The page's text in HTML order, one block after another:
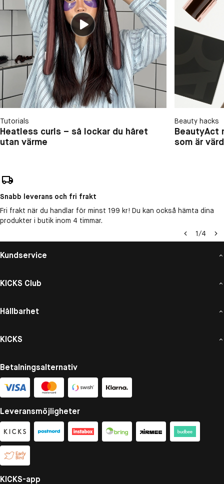
Tutorials
Heatless curls – så lockar du håret
utan värme
Beauty hacks
BeautyAct
som är
Snabb leverans och fri frakt
Fri frakt när du handlar för minst 199 kr! Du kan också hämta dina
produkter i butik inom 4 timmar.
1/4
Kundservice
KICKS Club
Hållbarhet
KICKS
Betalningsalternativ
Leveransmöjligheter
KICKS-app